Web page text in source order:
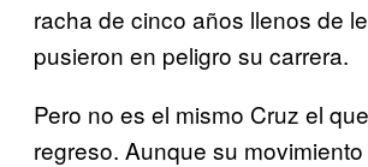
racha de cinco años llenos de
pusieron en peligro su carrera.
Pero no es el mismo Cruz el
regreso. Aunque su